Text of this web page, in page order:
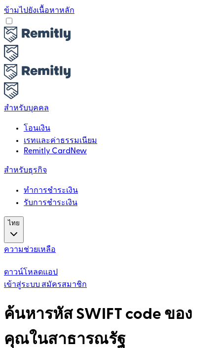
ข้ามไปยังเนื้อหาหลัก
สำหรับบุคคล
โอนเงิน
เรทและค่าธรรมเนียม
Remitly Card New
สำหรับธุรกิจ
ทำการชำระเงิน
รับการชำระเงิน
ไทย
ความช่วยเหลือ
ดาวน์โหลดแอป
เข้าสู่ระบบ สมัครสมาชิก
ค้นหารหัส SWIFT code ของ
คุณในสาธารณรัฐ